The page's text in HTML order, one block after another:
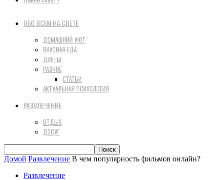
ОБО ВСЕМ НА СВЕТЕ
ДОМАШНИЙ УЮТ
ВКУСНАЯ ЕДА
ДИЕТЫ
РАЗНОЕ
СТАТЬИ
АКТУАЛЬНАЯ ПСИХОЛОГИЯ
РАЗВЛЕЧЕНИЕ
ОТДЫХ
ДОСУГ
Домой Развлечение В чем популярность фильмов онлайн?
Развлечение